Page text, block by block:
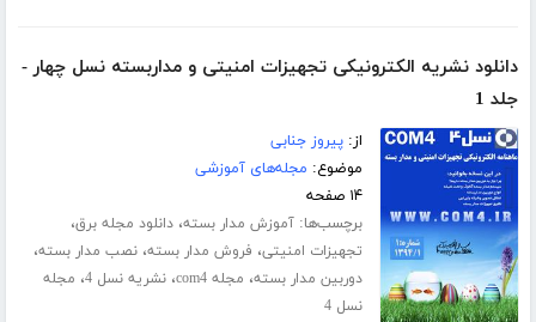
دانلود نشریه الکترونیکی تجهیزات امنیتی و مداربسته نسل چهار -
جلد 1
از:پیروز جنابی
موضوع: مجله‌های آموزشی
۱۴ صفحه
برچسب‌ها:آموزش مدار بسته،دانلود مجله برق،
تجهیزات امنیتی، فروش مدار بسته،نصب مدار بسته،
دوربین مدار بسته، مجله com4 ،نشریه نسل 4 ، مجله
نسل 4